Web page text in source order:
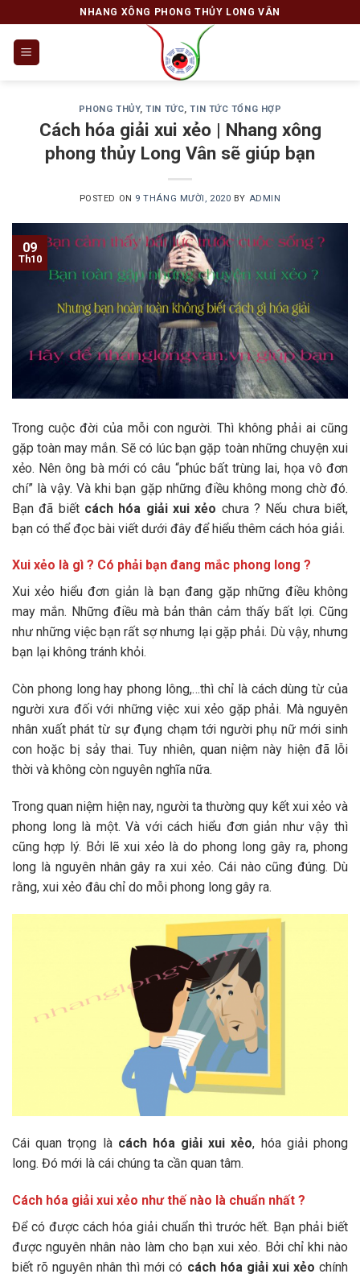
to
content
NHANG XÔNG PHONG THỦY LONG VÂN
PHONG THỦY,TIN TỨC,TIN TỨC TỔNG HỢP
Cách hóa giải xui xẻo | Nhang xông
phong thủy Long Vân sẽ giúp bạn
POSTED ON 9 THÁNG MƯỜI, 2020 BY ADMIN
09
Th10
Trong cuộc đời của mỗi con người. Thì không phải ai cũng
gặp toàn may mắn. Sẽ có lúc bạn gặp toàn những chuyện xui
xẻo. Nên ông bà mới có câu “phúc bất trùng lai, họa vô đơn
chí” là vậy. Và khi bạn gặp những điều không mong chờ đó.
Bạn đã biết cách hóa giải xui xẻo chưa ? Nếu chưa biết,
bạn có thể đọc bài viết dưới đây để hiểu thêm cách hóa giải.
Xui xẻo là gì ? Có phải bạn đang mắc phong long ?
Xui xẻo hiểu đơn giản là bạn đang gặp những điều không
may mắn. Những điều mà bản thân cảm thấy bất lợi. Cũng
như những việc bạn rất sợ nhưng lại gặp phải. Dù vậy, nhưng
bạn lại không tránh khỏi.
Còn phong long hay phong lông,…thì chỉ là cách dùng từ của
người xưa đối với những việc xui xẻo gặp phải. Mà nguyên
nhân xuất phát từ sự đụng chạm tới người phụ nữ mới sinh
con hoặc bị sảy thai. Tuy nhiên, quan niệm này hiện đã lỗi
thời và không còn nguyên nghĩa nữa.
Trong quan niệm hiện nay, người ta thường quy kết xui xẻo và
phong long là một. Và với cách hiểu đơn giản như vậy thì
cũng hợp lý. Bởi lẽ xui xẻo là do phong long gây ra, phong
long là nguyên nhân gây ra xui xẻo. Cái nào cũng đúng. Dù
rằng, xui xẻo đâu chỉ do mỗi phong long gây ra.
Cái quan trọng làcách hóa giải xui xẻo, hóa giải phong
long. Đó mới là cái chúng ta cần quan tâm.
Cách hóa giải xui xẻo như thế nào là chuẩn nhất ?
Để có được cách hóa giải chuẩn thì trước hết. Bạn phải biết
được nguyên nhân nào làm cho bạn xui xẻo. Bởi chỉ khi nào
biết rõ nguyên nhân thì mới có cách hóa giải xui xẻochính